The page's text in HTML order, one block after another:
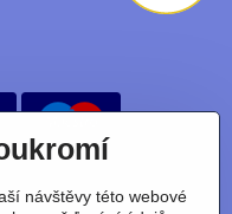
návštěvy této webové